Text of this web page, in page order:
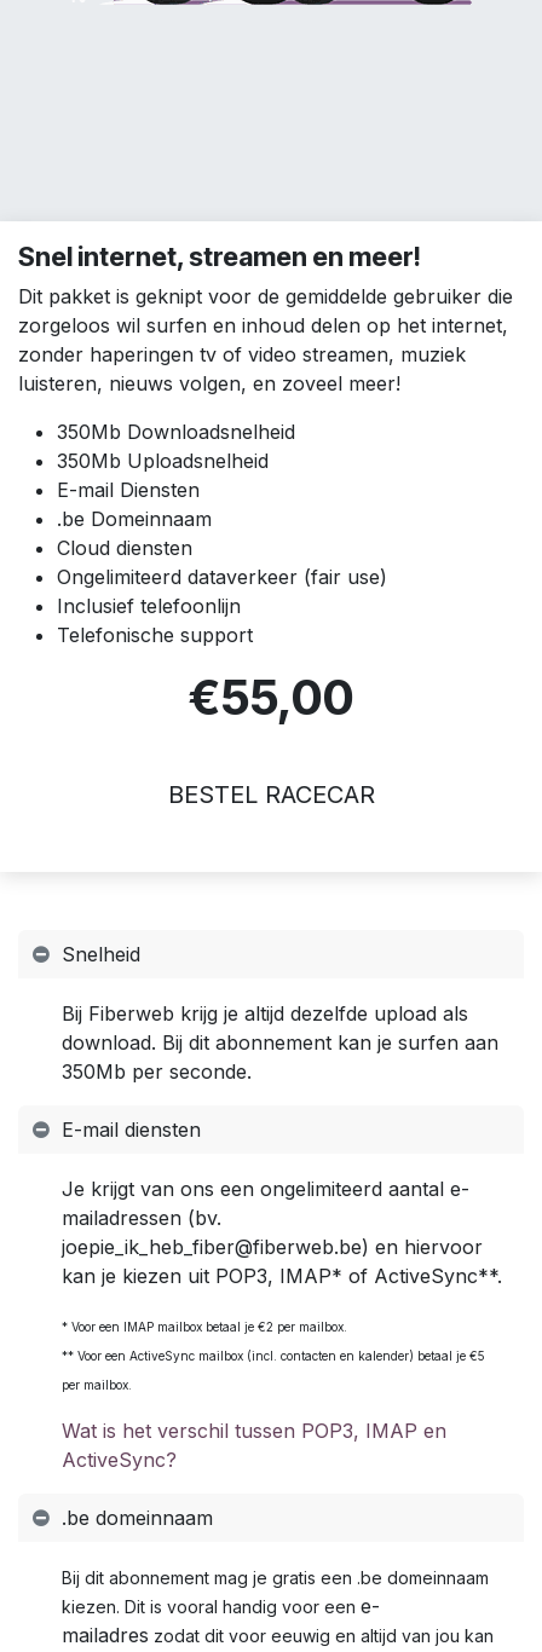
Snel internet, streamen en meer!
Dit pakket is geknipt voor de gemiddelde gebruiker die
zorgeloos wil surfen en inhoud delen op het internet,
zonder haperingen tv of video streamen, muziek
luisteren, nieuws volgen, en zoveel meer!
350Mb Downloadsnelheid
350Mb Uploadsnelheid
E-mail Diensten
.be Domeinnaam
Cloud diensten
Ongelimiteerd dataverkeer (fair use)
Inclusief telefoonlijn
Telefonische support
€55,00
BESTEL RACECAR
Snelheid
Bij Fiberweb krijg je altijd dezelfde upload als
download. Bij dit abonnement kan je surfen aan
350Mb per seconde.
E-mail diensten
Je krijgt van ons een ongelimiteerd aantal e-
mailadressen (bv.
joepie_ik_heb_fiber@fiberweb.be) en hiervoor
kan je kiezen uit POP3, IMAP* of ActiveSync**.
* Voor een IMAP mailbox betaal je €2 per mailbox.
** Voor een ActiveSync mailbox (incl. contacten en kalender) betaal je €5
per mailbox.
Wat is het verschil tussen POP3, IMAP en
ActiveSync?
.be domeinnaam
Bij dit abonnement mag je gratis een .be domeinnaam
kiezen. Dit is vooral handig voor een e-
mailadres zodat dit voor eeuwig en altijd van jou kan